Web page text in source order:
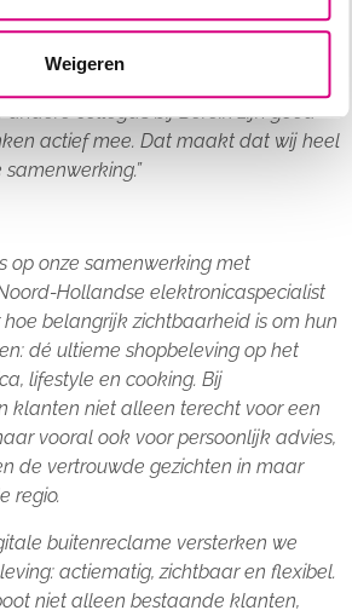
Weigeren
met Bereik is Mark uitgesproken
verloopt altijd prettig. Zelf heb ik veel
collega’s bij Bereik zijn goed
actief mee. Dat maakt dat wij heel
op onze samenwerking met
Hollandse elektronicaspecialist
belangrijk zichtbaarheid is om hun
dé ultieme shopbeleving op het
lifestyle en cooking. Bij
klanten niet alleen terecht voor een
vooral ook voor persoonlijk advies,
de vertrouwde gezichten in maar
regio.
buitenreclame versterken we
actiematig, zichtbaar en flexibel.
niet alleen bestaande klanten,